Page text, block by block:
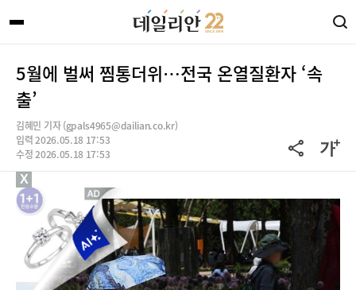
5월에 벌써 찜통더위…전국 온열질환자 ‘속
출’
김혜민 기자 (gpals4965@dailian.co.kr)
입력 2026.05.18 17:53
수정 2026.05.18 17:53
X